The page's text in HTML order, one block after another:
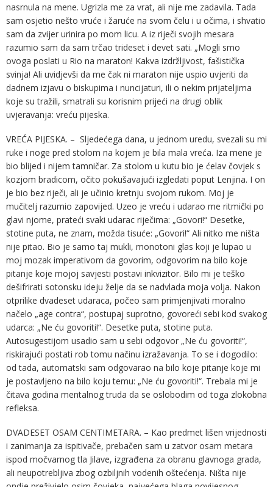
nasrnula na mene. Ugrizla me za vrat, ali nije me zadavila. Tada
sam osjetio nešto vruće i žaruće na svom čelu i u očima, i shvatio
sam da zvijer urinira po mom licu. A iz riječi svojih mesara
razumio sam da sam trčao trideset i devet sati. „Mogli smo
ovoga poslati u Rio na maraton! Kakva izdržljivost, fašistička
svinja! Ali uvidjevši da me čak ni maraton nije uspio uvjeriti da
dadnem izjavu o biskupima i nuncijaturi, ili o nekim prijateljima
koje su tražili, smatrali su korisnim prijeći na drugi oblik
uvjeravanja: vreću pijeska.
VREĆA PIJESKA. – Sljedećega dana, u jednom uredu, svezali su mi
ruke i noge pred stolom na kojem je bila mala vreća. Iza mene je
bio blijed i nijem tamničar. Za stolom u kutu bio je ćelav čovjek s
kozjom bradicom, očito pokušavajući izgledati poput Lenjina. I on
je bio bez riječi, ali je učinio kretnju svojom rukom. Moj je
mučitelj razumio zapovijed. Uzeo je vreću i udarao me ritmički po
glavi njome, prateći svaki udarac riječima: „Govori!“ Desetke,
stotine puta, ne znam, možda tisuće: „Govori!“ Ali nitko me ništa
nije pitao. Bio je samo taj mukli, monotoni glas koji je lupao u
moj mozak imperativom da govorim, odgovorim na bilo koje
pitanje koje mojoj savjesti postavi inkvizitor. Bilo mi je teško
dešifrirati sotonsku ideju želje da se nadvlada moja volja. Nakon
otprilike dvadeset udaraca, počeo sam primjenjivati moralno
načelo „age contra“, postupaj suprotno, govoreći sebi kod svakog
udarca: „Ne ću govoriti!“. Desetke puta, stotine puta.
Autosugestijom usadio sam u sebi odgovor „Ne ću govoriti!“,
riskirajući postati rob tomu načinu izražavanja. To se i dogodilo:
od tada, automatski sam odgovarao na bilo koje pitanje koje mi
je postavljeno na bilo koju temu: „Ne ću govoriti!“. Trebala mi je
čitava godina mentalnog truda da se oslobodim od toga zlokobna
refleksa.
DVADESET OSAM CENTIMETARA. – Kao predmet lišen vrijednosti
i zanimanja za ispitivače, prebačen sam u zatvor osam metara
ispod močvarnog tla Jilave, izgrađena za obranu glavnoga grada,
ali neupotrebljiva zbog ozbiljnih vodenih oštećenja. Ništa nije